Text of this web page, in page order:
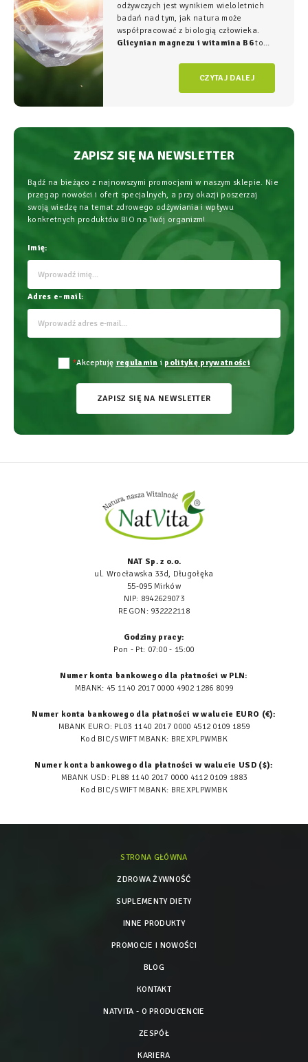
odżywczych jest wynikiem wieloletnich
badań nad tym, jak natura może
współpracować z biologią człowieka.
Glicynian magnezu i witamina B6to
fundament świadomego wspierania
organizmu, łączący wysoką skuteczność z
najwyższym bezpieczeństwem
CZYTAJ DALEJ
ZAPISZ SIĘ NA NEWSLETTER
Bądź na bieżąco z najnowszymi promocjami w naszym sklepie. Nie
przegap nowości i ofert specjalnych, a przy okazji poszerzaj
swoją wiedzę na temat zdrowego odżywiania i wpływu
konkretnych produktów BIO na Twój organizm!
Imię:
Adres e-mail:
*Akceptuję regulamin i politykę prywatności
ZAPISZ SIĘ NA NEWSLETTER
NAT Sp. z o.o.
ul. Wrocławska 33d, Długołęka
55-095 Mirków
NIP: 8942629073
REGON: 932222118
Godziny pracy:
Pon - Pt: 07:00 - 15:00
Numer konta bankowego dla płatności w PLN:
MBANK: 45 1140 2017 0000 4902 1286 8099
Numer konta bankowego dla płatności w walucie EURO (€):
MBANK EURO: PL03 1140 2017 0000 4512 0109 1859
Kod BIC/SWIFT MBANK: BREXPLPWMBK
Numer konta bankowego dla płatności w walucie USD ($):
MBANK USD: PL88 1140 2017 0000 4112 0109 1883
Kod BIC/SWIFT MBANK: BREXPLPWMBK
STRONA GŁÓWNA
ZDROWA ŻYWNOŚĆ
SUPLEMENTY DIETY
INNE PRODUKTY
PROMOCJE I NOWOŚCI
BLOG
KONTAKT
NATVITA - O PRODUCENCIE
ZESPÓŁ
KARIERA